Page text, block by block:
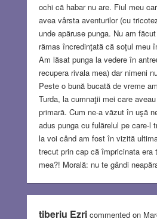
ochi că habar nu are. Fiul meu
avea vârsta aventurilor (cu
unde apăruse punga. Nu am
rămas încredinţată că soţul meu
Am lăsat punga la vedere în
recupera rivala mea) dar nimeni
Peste o bună bucată de vreme
Turda, la cumnaţii mei care
primară. Cum ne-a văzut în uşă
adus punga cu fulărelul pe care-l
la voi când am fost în vizită
trecut prin cap că împricinata era
mea?! Morală: nu te gândi
tiberiu Ezricommented on